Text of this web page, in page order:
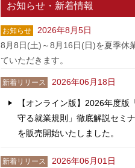
お知らせ・新着情報
お知らせ
2026年8月5日
8月8日(土)～8月16日(日)を夏季休
ていただきます。
新着リリース 2026年06月18日
【オンライン版】2026年度版
守る就業規則」徹底解説セミ
を販売開始いたしました。
新着リリース 2026年06月01日